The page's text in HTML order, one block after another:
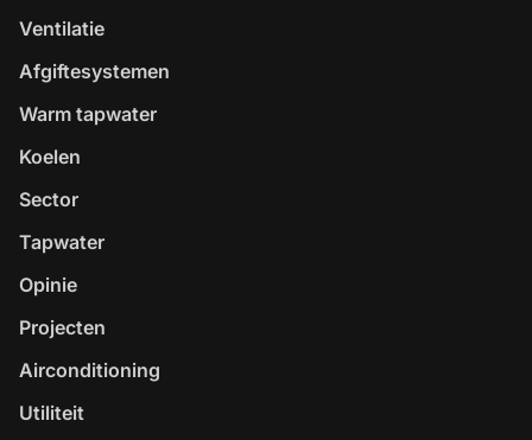
Ventilatie
Afgiftesystemen
Warm tapwater
Koelen
Sector
Tapwater
Opinie
Projecten
Airconditioning
Utiliteit